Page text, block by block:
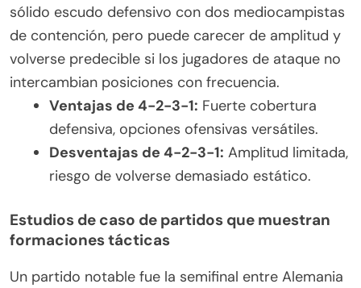
sólido escudo defensivo con dos mediocampistas
de contención, pero puede carecer de amplitud y
volverse predecible si los jugadores de ataque no
intercambian posiciones con frecuencia.
Ventajas de 4-2-3-1: Fuerte cobertura
defensiva, opciones ofensivas versátiles.
Desventajas de 4-2-3-1: Amplitud limitada,
riesgo de volverse demasiado estático.
Estudios de caso de partidos que muestran
formaciones tácticas
Un partido notable fue la semifinal entre Alemania